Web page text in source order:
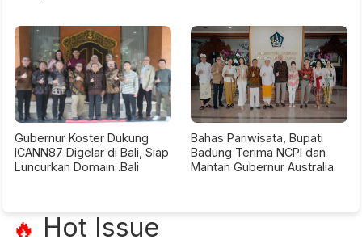
Gubernur Koster Dukung
ICANN87 Digelar di Bali, Siap
Luncurkan Domain .Bali
Bahas Pariwisata, Bupati
Badung Terima NCPI dan
Mantan Gubernur Australia
🔥 Hot Issue